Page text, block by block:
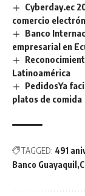
Cyberday.ec
comercio
Banco
empresarial en
Latinoamérica
PedidosYa
platos de comida
TAGGED: 491
Banco Guayaquil